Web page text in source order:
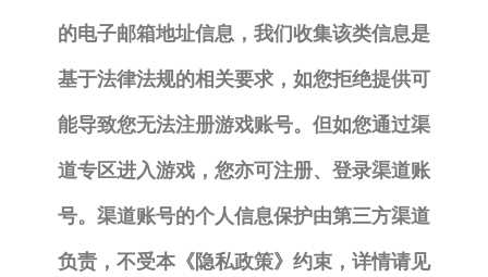
的电子邮箱地址信息，我们收集该类信息是
基于法律法规的相关要求，如您拒绝提供可
能导致您无法注册游戏账号。但如您通过渠
道专区进入游戏，您亦可注册、登录渠道账
号。渠道账号的个人信息保护由第三方渠道
负责，不受本《隐私政策》约束，详情请见